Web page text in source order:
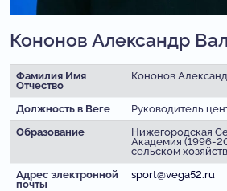
Кононов Александр
Фамилия Имя
Отчество
Кононов
Должность в Веге
Руководитель
Образование
Нижегородская
Академия (1996-
сельском
Адрес электронной
почты
sport@vega52.ru